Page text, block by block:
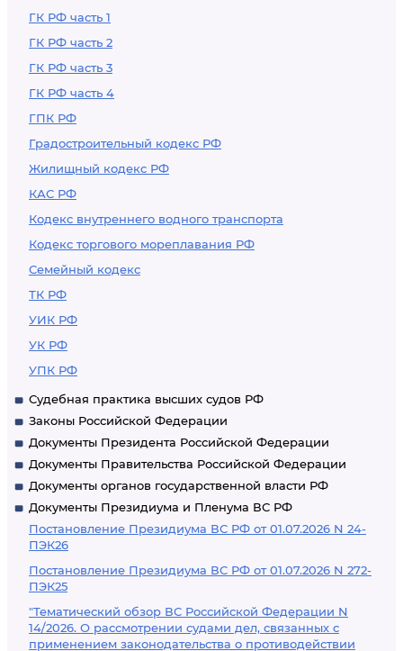
ГК РФ часть 1
ГК РФ часть 2
ГК РФ часть 3
ГК РФ часть 4
ГПК РФ
Градостроительный кодекс РФ
Жилищный кодекс РФ
КАС РФ
Кодекс внутреннего водного транспорта
Кодекс торгового мореплавания РФ
Семейный кодекс
ТК РФ
УИК РФ
УК РФ
УПК РФ
Судебная практика высших судов РФ
Законы Российской Федерации
Документы Президента Российской Федерации
Документы Правительства Российской Федерации
Документы органов государственной власти РФ
Документы Президиума и Пленума ВС РФ
Постановление Президиума ВС РФ от 01.07.2026 N 24-
ПЭК26
Постановление Президиума ВС РФ от 01.07.2026 N 272-
ПЭК25
"Тематический обзор ВС Российской Федерации N
14/2026. О рассмотрении судами дел, связанных с
применением законодательства о противодействии